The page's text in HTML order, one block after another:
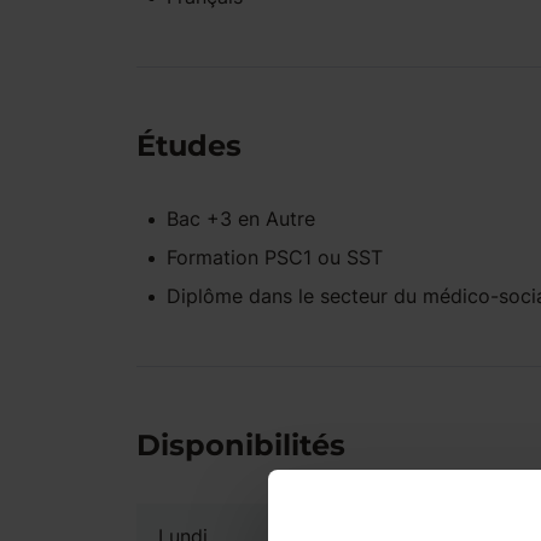
Études
Bac +3 en Autre
Formation PSC1 ou SST
Diplôme dans le secteur du médico-
Disponibilités
Lundi